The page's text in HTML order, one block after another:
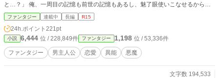
と…？」 俺、一周目の記憶も前世の記憶もあるし、魅了眼使いこなせるからも
う倒せるんじゃね？と思いついてしまう。 王政、貴族社会のファンタジーです
が、普通に車や銃を使う現代社会に似た世界観で描いています。 無線やＰＣは
あっても、携帯や電話だけは無い世界です。 ピンクブロッサムを一周目の人生
として、その続編になりますが、読んでいなくても大丈夫です。
ファンタジー 連載中 長編 R15
24h.ポイント 221pt
小説 6,444 位 / 228,849件 ファンタジー 1,198 位 / 53,336件
ファンタジー 男主人公 恋愛 異能 悪魔
文字数 194,533